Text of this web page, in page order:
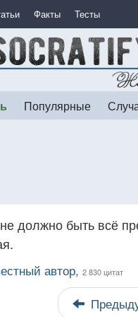
Факты Тесты
Популярные
должно быть всё
автор, 2 830 цитат